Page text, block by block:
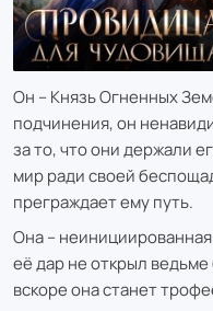
Он – Князь Огненных
подчинения, он
за то, что они держали
мир ради своей
преграждает ему путь.
Она –
её дар не открыл
вскоре она станет